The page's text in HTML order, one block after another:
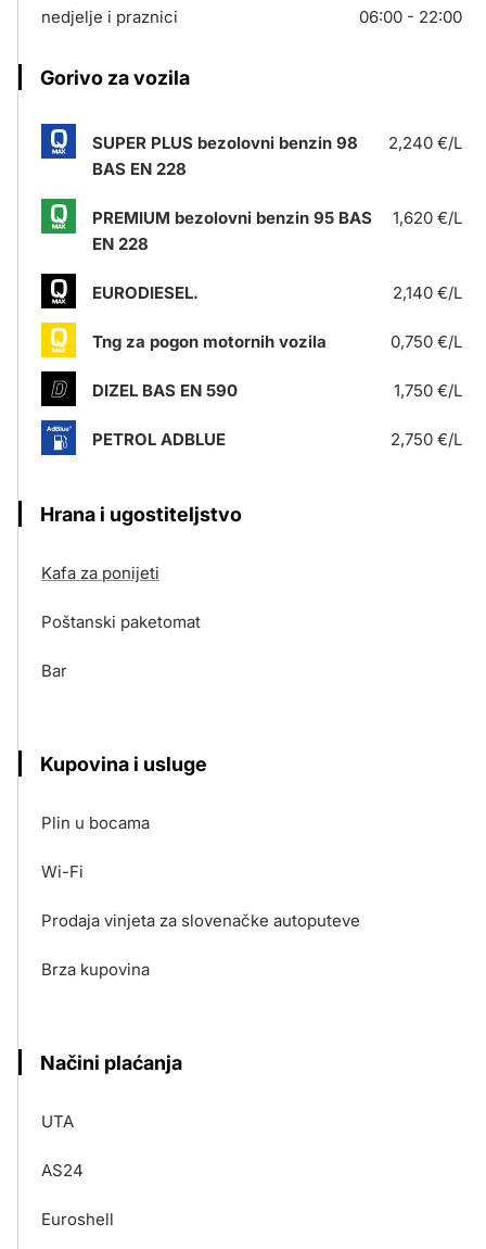
nedjelje i praznici
06:00 - 22:00
Gorivo za vozila
SUPER PLUS bezolovni benzin 98
BAS EN 228
2,240 €/L
PREMIUM bezolovni benzin 95 BAS
EN 228
1,620 €/L
EURODIESEL. 2,140 €/L
Tng za pogon motornih vozila 0,750 €/L
DIZEL BAS EN 590 1,750 €/L
PETROL ADBLUE 2,750 €/L
Hrana i ugostiteljstvo
Kafa za ponijeti
Poštanski paketomat
Bar
Kupovina i usluge
Plin u bocama
Wi-Fi
Prodaja vinjeta za slovenačke autoputeve
Brza kupovina
Načini plaćanja
UTA
AS24
Euroshell